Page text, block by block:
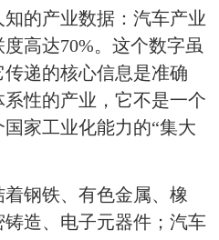
的产业数据：汽车产业
高达70%。这个数字虽
递的核心信息是准确
性的产业，它不是一个
家工业化能力的“集大
钢铁、有色金属、橡
造、电子元器件；汽车